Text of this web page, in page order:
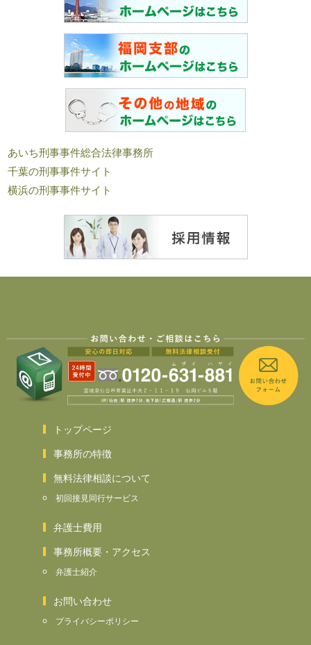
あいち刑事事件総合法律事務所
千葉の刑事事件サイト
横浜の刑事事件サイト
トップページ
事務所の特徴
無料法律相談について
初回接見同行サービス
弁護士費用
事務所概要・アクセス
弁護士紹介
お問い合わせ
プライバシーポリシー